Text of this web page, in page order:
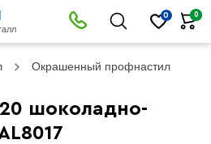
0 0
Окрашенный профнастил
шоколадно-